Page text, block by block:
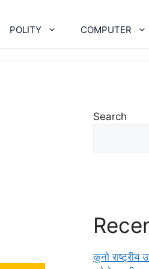
POLITY COMPUTER
Search
कूनो राष्ट्रीय